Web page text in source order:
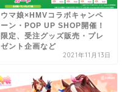
ウマ娘×HMVコラボキャンペ
ーン・POP UP SHOP開催！
限定、受注グッズ販売・プレ
ゼント企画など
2021年11月13日